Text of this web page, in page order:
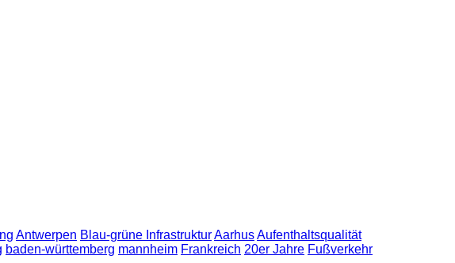
Antwerpen Blau-grüne InfrastrukturAarhusAufenthaltsqualität
baden-württemberg mannheim Frankreich 20er Jahre Fußverkehr